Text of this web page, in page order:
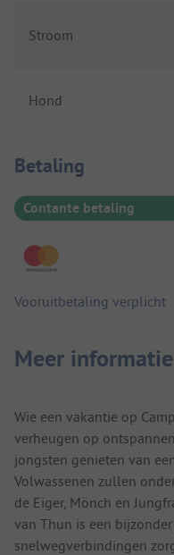
Stroom
Hond
Betaalinformatie
Betaling
Contante betaling
Vooruitbetaling verplicht
Meer
Wie een vakantie op
verheugen op
jongsten genieten van
Volwassenen zullen
de Eiger, Mönch en
van Thun is een
snelwegverbindingen